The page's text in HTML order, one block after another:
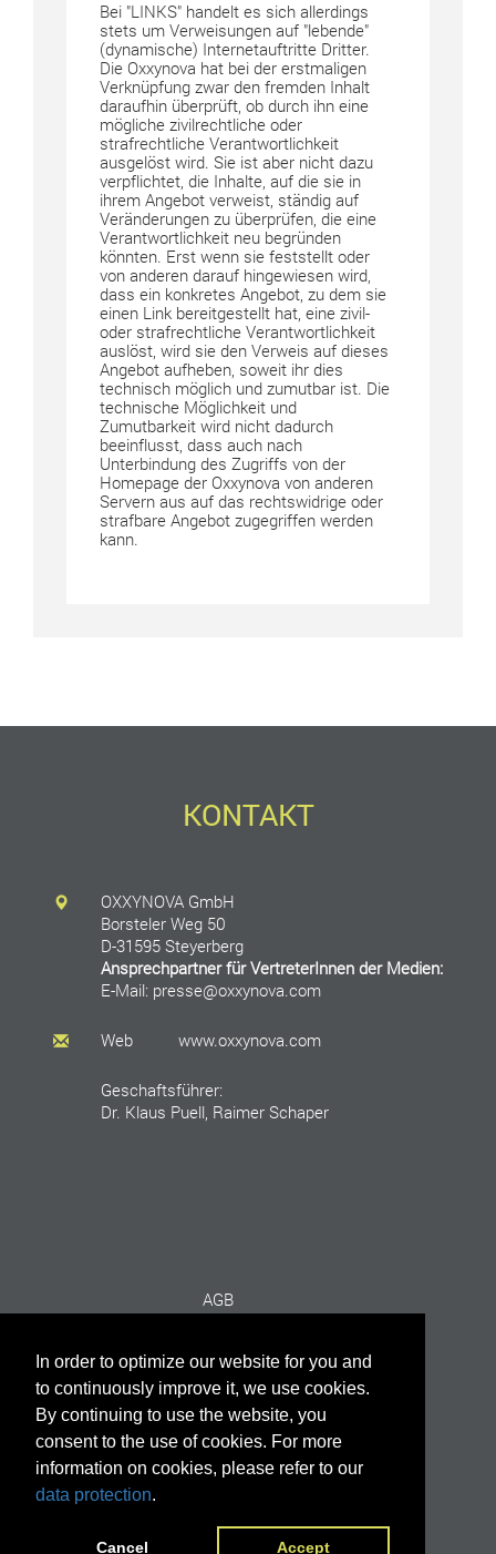
In order to optimize our website for you and
to continuously improve it, we use cookies.
By continuing to use the website, you
consent to the use of cookies. For more
information on cookies, please refer to our
data protection.
Cancel Accept
Bei "LINKS" handelt es sich allerdings
stets um Verweisungen auf "lebende"
(dynamische) Internetauftritte Dritter.
Die Oxxynova hat bei der erstmaligen
Verknüpfung zwar den fremden Inhalt
daraufhin überprüft, ob durch ihn eine
mögliche zivilrechtliche oder
strafrechtliche Verantwortlichkeit
ausgelöst wird. Sie ist aber nicht dazu
verpflichtet, die Inhalte, auf die sie in
ihrem Angebot verweist, ständig auf
Veränderungen zu überprüfen, die eine
Verantwortlichkeit neu begründen
könnten. Erst wenn sie feststellt oder
von anderen darauf hingewiesen wird,
dass ein konkretes Angebot, zu dem sie
einen Link bereitgestellt hat, eine zivil-
oder strafrechtliche Verantwortlichkeit
auslöst, wird sie den Verweis auf dieses
Angebot aufheben, soweit ihr dies
technisch möglich und zumutbar ist. Die
technische Möglichkeit und
Zumutbarkeit wird nicht dadurch
beeinflusst, dass auch nach
Unterbindung des Zugriffs von der
Homepage der Oxxynova von anderen
Servern aus auf das rechtswidrige oder
strafbare Angebot zugegriffen werden
kann.
KONTAKT
OXXYNOVA GmbH
Borsteler Weg 50
D-31595 Steyerberg
Ansprechpartner für VertreterInnen der Medien:
E-Mail: presse@oxxynova.com
Web www.oxxynova.com
Geschaftsführer:
Dr. Klaus Puell, Raimer Schaper
AGB
Copyright
Datenschutz
Disclaimer
Impressum